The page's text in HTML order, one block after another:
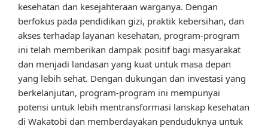
kesehatan dan kesejahteraan warganya. Dengan
berfokus pada pendidikan gizi, praktik kebersihan, dan
akses terhadap layanan kesehatan, program-program
ini telah memberikan dampak positif bagi masyarakat
dan menjadi landasan yang kuat untuk masa depan
yang lebih sehat. Dengan dukungan dan investasi yang
berkelanjutan, program-program ini mempunyai
potensi untuk lebih mentransformasi lanskap kesehatan
di Wakatobi dan memberdayakan penduduknya untuk